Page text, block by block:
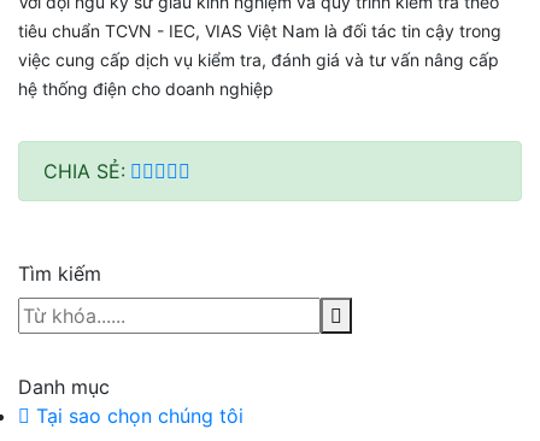
tiêu chuẩn TCVN - IEC, VIAS Việt Nam là đối tác tin cậy trong
việc cung cấp dịch vụ kiểm tra, đánh giá và tư vấn nâng cấp
hệ thống điện cho doanh nghiệp
CHIA SẺ:
Tìm kiếm
Danh mục
Tại sao chọn chúng tôi